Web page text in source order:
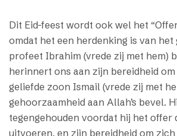
Dit Eid-feest wordt ook wel het
omdat het een herdenking is van
profeet Ibrahim (vrede zij met hem)
herinnert ons aan zijn bereidheid
geliefde zoon Ismail (vrede zij met
gehoorzaamheid aan Allah’s bevel.
tegengehouden voordat hij het offer
uitvoeren, en zijn bereidheid om